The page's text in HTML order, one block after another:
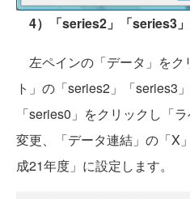
4）「series2」「series3
左ペインの「データ」をク
ト」の「series2」「series3
「series0」をクリックし「
変更、「データ連結」の「X
成21年度」に設定します。